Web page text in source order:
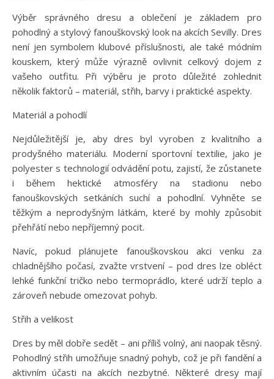
Výběr správného dresu a oblečení je základem pro
pohodlný a stylový fanouškovský look na akcích Sevilly. Dres
není jen symbolem klubové příslušnosti, ale také módním
kouskem, který může výrazně ovlivnit celkový dojem z
vašeho outfitu. Při výběru je proto důležité zohlednit
několik faktorů – materiál, střih, barvy i praktické aspekty.
Materiál a pohodlí
Nejdůležitější je, aby dres byl vyroben z kvalitního a
prodyšného materiálu. Moderní sportovní textilie, jako je
polyester s technologií odvádění potu, zajistí, že zůstanete
i během hektické atmosféry na stadionu nebo
fanouškovských setkáních suchí a pohodlní. Vyhněte se
těžkým a neprodyšným látkám, které by mohly způsobit
přehřátí nebo nepříjemný pocit.
Navíc, pokud plánujete fanouškovskou akci venku za
chladnějšího počasí, zvažte vrstvení – pod dres lze obléct
lehké funkční tričko nebo termoprádlo, které udrží teplo a
zároveň nebude omezovat pohyb.
Střih a velikost
Dres by měl dobře sedět – ani příliš volný, ani naopak těsný.
Pohodlný střih umožňuje snadný pohyb, což je při fandění a
aktivním účasti na akcích nezbytné. Některé dresy mají